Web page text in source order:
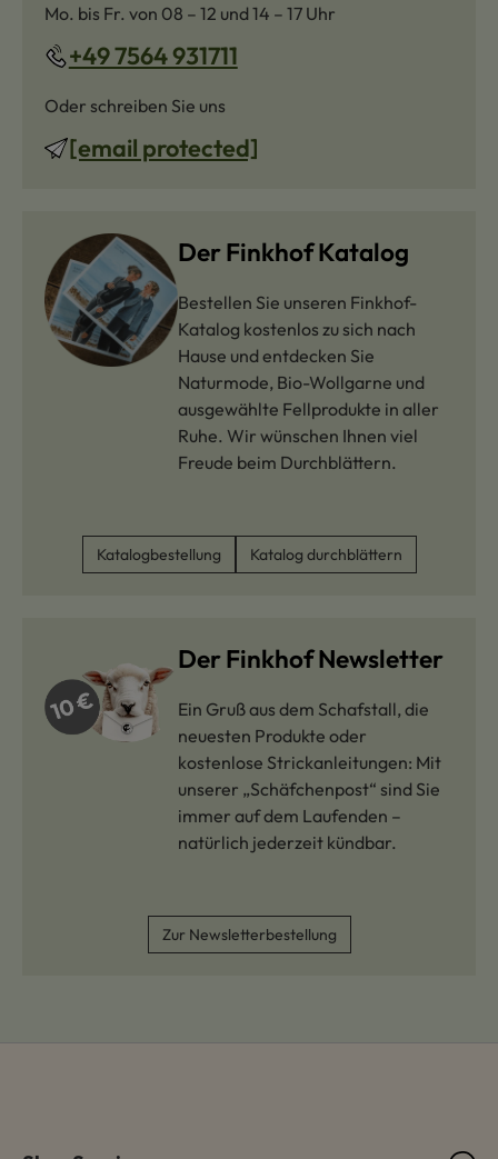
Mo. bis Fr. von 08 – 12 und 14 – 17 Uhr
+49 7564 931711
Oder schreiben Sie uns
[email protected]
Der Finkhof Katalog
Bestellen Sie unseren Finkhof-
Katalog kostenlos zu sich nach
Hause und entdecken Sie
Naturmode, Bio-Wollgarne und
ausgewählte Fellprodukte in aller
Ruhe. Wir wünschen Ihnen viel
Freude beim Durchblättern.
Katalogbestellung Katalog durchblättern
Der Finkhof Newsletter
Ein Gruß aus dem Schafstall, die
neuesten Produkte oder
kostenlose Strickanleitungen: Mit
unserer „Schäfchenpost“ sind Sie
immer auf dem Laufenden –
natürlich jederzeit kündbar.
Zur Newsletterbestellung